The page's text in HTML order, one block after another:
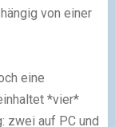
von einer
eine
*vier*
zwei auf PC und